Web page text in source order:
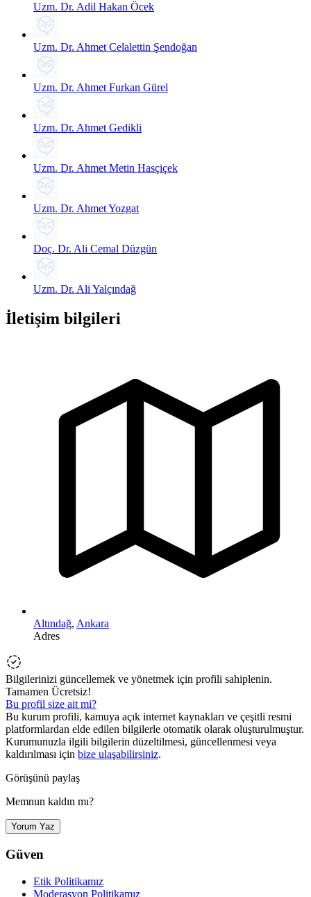
Uzm. Dr. Adil Hakan Öcek
Uzm. Dr. Ahmet Celalettin Şendoğan
Uzm. Dr. Ahmet Furkan Gürel
Uzm. Dr. Ahmet Gedikli
Uzm. Dr. Ahmet Metin Hasçiçek
Uzm. Dr. Ahmet Yozgat
Doç. Dr. Ali Cemal Düzgün
Uzm. Dr. Ali Yalçındağ
İletişim bilgileri
Altındağ, Ankara
Adres
Bilgilerinizi güncellemek ve yönetmek için profili sahiplenin.
Tamamen Ücretsiz!
Bu profil size ait mi?
Bu kurum profili, kamuya açık internet kaynakları ve çeşitli resmi
platformlardan elde edilen bilgilerle otomatik olarak oluşturulmuştur.
Kurumunuzla ilgili bilgilerin düzeltilmesi, güncellenmesi veya
kaldırılması için bize ulaşabilirsiniz.
Görüşünü paylaş
Memnun kaldın mı?
Yorum Yaz
Güven
Etik Politikamız
Moderasyon Politikamız